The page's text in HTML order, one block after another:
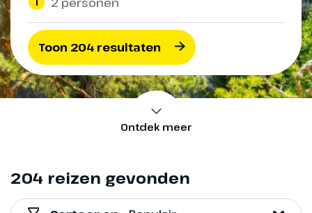
Ontdek meer
Toon 204 resultaten
204 reizen gevonden